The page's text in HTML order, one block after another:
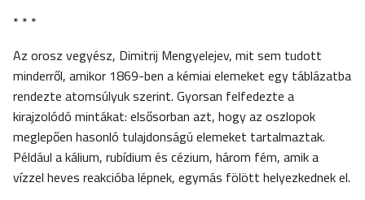
* * *
Az orosz vegyész, Dimitrij Mengyelejev, mit sem tudott
minderről, amikor 1869-ben a kémiai elemeket egy táblázatba
rendezte atomsúlyuk szerint. Gyorsan felfedezte a
kirajzolódó mintákat: elsősorban azt, hogy az oszlopok
meglepően hasonló tulajdonságú elemeket tartalmaztak.
Például a kálium, rubídium és cézium, három fém, amik a
vízzel heves reakcióba lépnek, egymás fölött helyezkednek el.